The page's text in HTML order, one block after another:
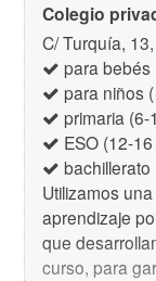
Colegio
C/ Turquía,
para bebés
para niños
primaria (6-
ESO (12-
bachillerato
Utilizamos
aprendizaje
que
curso, para